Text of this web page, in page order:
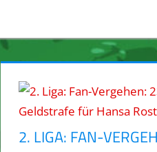
2. LIGA: FAN-